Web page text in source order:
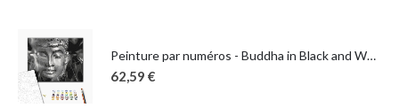
Peinture par numéros - Buddha in Black and White
62,59 €